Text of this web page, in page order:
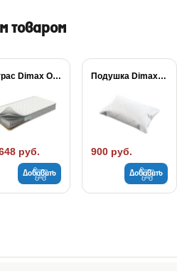
товаром
Матрас Dimax Оптима...
руб.
Добавить
Подушка Dimax Молли
900 руб.
Добавить